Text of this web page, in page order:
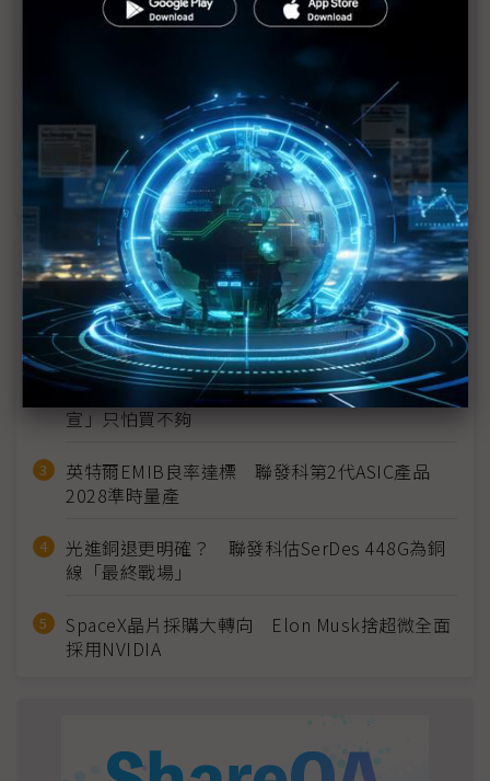
美阻斷日半導體將在台重演？政院邀施振榮、劉揚偉
川普前國安顧問籲與中國「戰略脫鉤」 稱川普加徵
中國100%關稅是認真的
拜登、川普對中制裁較量 ASML中國營收恐被鎖喉
近７天熱門報導
MLCC訂單過熱、出貨比創高 村田示警全球AI基
建熱潮將趨緩
2027全年記憶體產能提前售罄 買家「祕而不
宣」只怕買不夠
英特爾EMIB良率達標 聯發科第2代ASIC產品
2028準時量產
光進銅退更明確？ 聯發科估SerDes 448G為銅
線「最終戰場」
SpaceX晶片採購大轉向 Elon Musk捨超微全面
採用NVIDIA